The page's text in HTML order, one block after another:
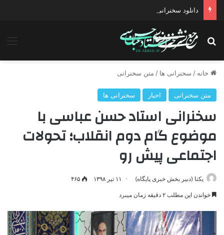
دانلود سخنرانی استاد حسن عباسی با موضوع چهار انتخاب ۱۴۰۰
جستجو برای
خانه / سخنرانی ها / متن سخنرانی
متن سخنرانی اخبار سخنرانی ها
سخنرانی استاد حسن عباسی با
موضوع گام دوم انقلاب؛ تحولات
اجتماعی پیش رو
یکتا (دبیر بخش خبری پایگاه) ۱۱ تیر ۱۳۹۸ ۴۶۵
خواندن این مطلب ۲ دقیقه زمان میبرد